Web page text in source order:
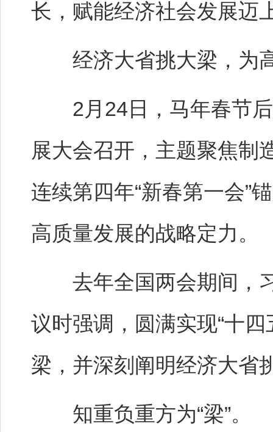
长，赋能经济社会发展迈
经济大省挑大梁，为
2月24日，马年春节后
展大会召开，主题聚焦制
连续第四年“新春第一会”
高质量发展的战略定力。
去年全国两会期间，习
议时强调，圆满实现“十
梁，并深刻阐明经济大省
知重负重方为“梁”。